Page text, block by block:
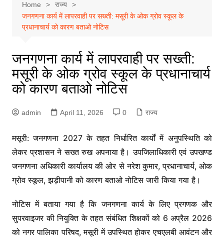
Home
राज्य
जनगणना कार्य में लापरवाही पर सख्ती: मसूरी के ओक ग्रोव स्कूल के
प्रधानाचार्य को कारण बताओ नोटिस
जनगणना कार्य में लापरवाही पर सख्ती:
मसूरी के ओक ग्रोव स्कूल के प्रधानाचार्य
को कारण बताओ नोटिस
admin April 11, 2026 0 राज्य
मसूरी: जनगणना 2027 के तहत निर्धारित कार्यों में अनुपस्थिति को
लेकर प्रशासन ने सख्त रुख अपनाया है। उपजिलाधिकारी एवं उपखण्ड
जनगणना अधिकारी कार्यालय की ओर से नरेश कुमार, प्रधानाचार्य, ओक
ग्रोव स्कूल, झड़ीपानी को कारण बताओ नोटिस जारी किया गया है।
नोटिस में बताया गया है कि जनगणना कार्य के लिए प्रगणक और
सुपरवाइजर की नियुक्ति के तहत संबंधित शिक्षकों को 6 अप्रैल 2026
को नगर पालिका परिषद, मसूरी में उपस्थित होकर एचएलबी आवंटन और